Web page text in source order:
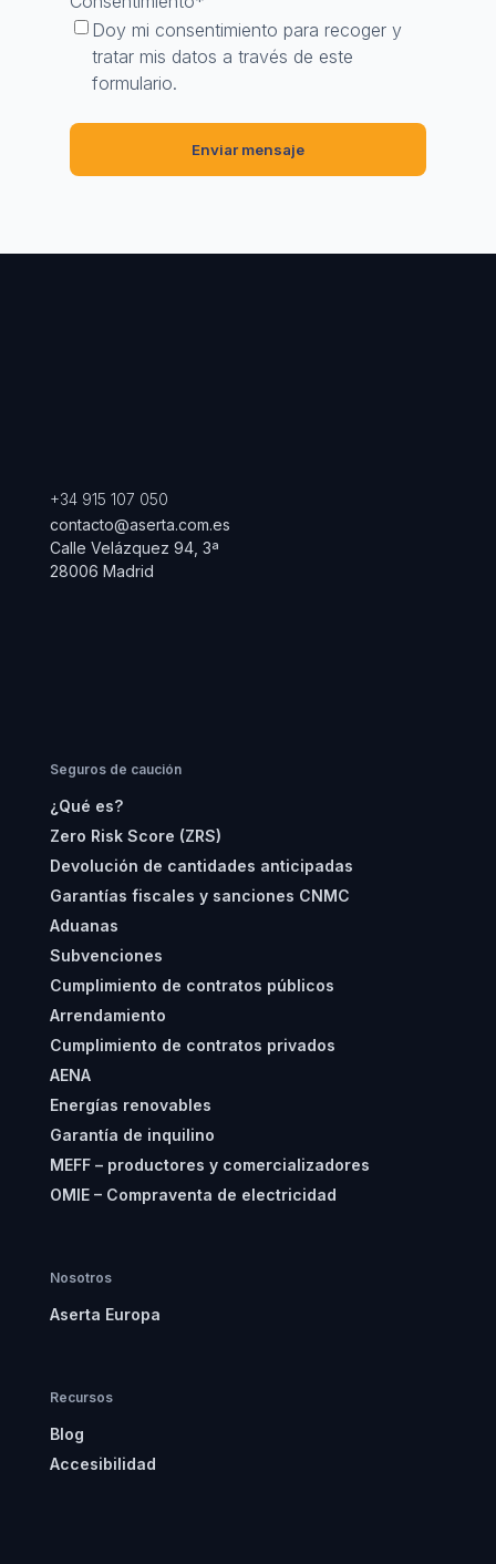
Doy mi consentimiento para recoger y
tratar mis datos a través de este
formulario.
+34 915 107 050
contacto@aserta.com.es
Calle Velázquez 94, 3ª
28006 Madrid
Seguros de caución
¿Qué es?
Zero Risk Score (ZRS)
Devolución de cantidades anticipadas
Garantías fiscales y sanciones CNMC
Aduanas
Subvenciones
Cumplimiento de contratos públicos
Arrendamiento
Cumplimiento de contratos privados
AENA
Energías renovables
Garantía de inquilino
MEFF – productores y comercializadores
OMIE – Compraventa de electricidad
Nosotros
Aserta Europa
Recursos
Blog
Accesibilidad